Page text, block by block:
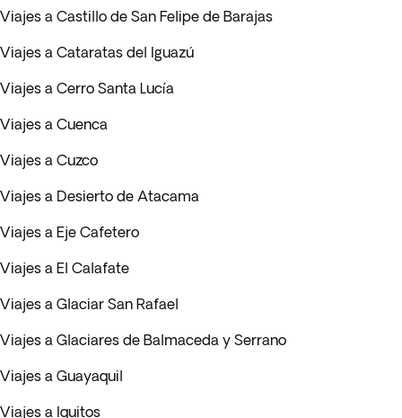
Viajes a Castillo de San Felipe de Barajas
Viajes a Cataratas del Iguazú
Viajes a Cerro Santa Lucía
Viajes a Cuenca
Viajes a Cuzco
Viajes a Desierto de Atacama
Viajes a Eje Cafetero
Viajes a El Calafate
Viajes a Glaciar San Rafael
Viajes a Glaciares de Balmaceda y Serrano
Viajes a Guayaquil
Viajes a Iquitos